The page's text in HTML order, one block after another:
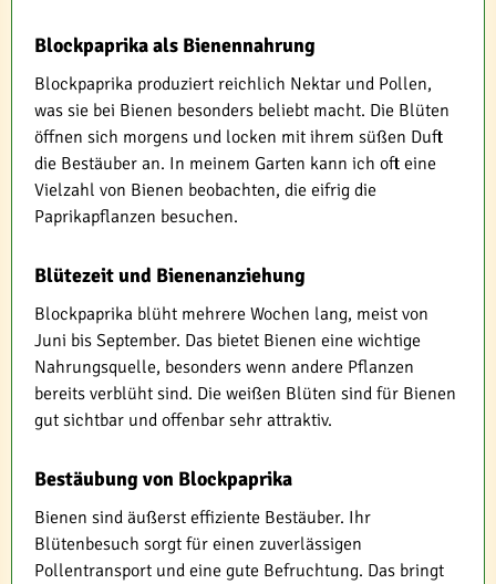
Blockpaprika als Bienennahrung
Blockpaprika produziert reichlich Nektar und Pollen,
was sie bei Bienen besonders beliebt macht. Die Blüten
öffnen sich morgens und locken mit ihrem süßen Duft
die Bestäuber an. In meinem Garten kann ich oft eine
Vielzahl von Bienen beobachten, die eifrig die
Paprikapflanzen besuchen.
Blütezeit und Bienenanziehung
Blockpaprika blüht mehrere Wochen lang, meist von
Juni bis September. Das bietet Bienen eine wichtige
Nahrungsquelle, besonders wenn andere Pflanzen
bereits verblüht sind. Die weißen Blüten sind für Bienen
gut sichtbar und offenbar sehr attraktiv.
Bestäubung von Blockpaprika
Bienen sind äußerst effiziente Bestäuber. Ihr
Blütenbesuch sorgt für einen zuverlässigen
Pollentransport und eine gute Befruchtung. Das bringt